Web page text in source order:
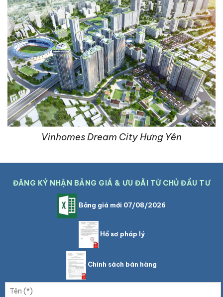
Vinhomes Dream City Hưng Yên
ĐĂNG KÝ NHẬN BẢNG GIÁ & ƯU ĐÃI TỪ CHỦ ĐẦU TƯ
Bảng giá mới 07/08/2026
Hồ sơ pháp lý
Chính sách bán hàng